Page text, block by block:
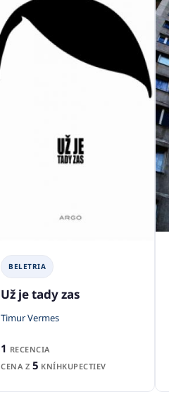
BELETRIA
Už je tady zas
Timur Vermes
1 RECENCIA
CENA Z 5 KNÍHKUPECTIEV